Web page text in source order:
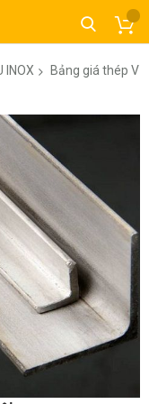
INOX
Bảng giá thép V